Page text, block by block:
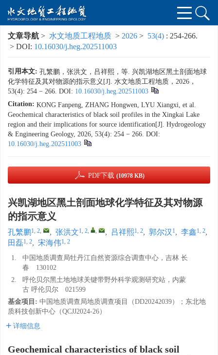
文章导航 > 水文地质工程地质 > 2026 > 53(4) : 254-266.
> DOI: 10.16030/j.heg.202511003
引用本文: 孔繁鹏，张洪文，吕祥熙，等. 兴凯湖地区黑土剖面地球
化学特征及其对物源的指示意义[J]. 水文地质工程地质，2026，
53(4): 254 − 266. DOI: 10.16030/j.heg.202511003
Citation: KONG Fanpeng, ZHANG Hongwen, LYU Xiangxi, et al.
Geochemical characteristics of black soil profiles in the Xingkai Lake
region and their implications for source identification[J]. Hydrogeology
& Engineering Geology, 2026, 53(4): 254 − 266. DOI:
10.16030/j.heg.202511003
PDF下载 (10978 KB)
兴凯湖地区黑土剖面地球化学特征及其对物源
的指示意义
孔繁鹏1, 2, , 张洪文1, 2, , , 吕祥熙1, 2, 郭尔汉 1, 李鑫1, 2,
田磊1, 2, 宋海伟1, 2
1.
中国地质调查局牡丹江自然资源综合调查中心，吉林 长
春 130102
2.
呼伦贝尔黑土地地球关键带野外科学观测研究站，内蒙
古 呼伦贝尔 021599
基金项目: 中国地质调查局地质调查项目（DD20242039）；东北地
质科技创新中心（QCJJ2024-26）
详细信息
Geochemical characteristics of black soil